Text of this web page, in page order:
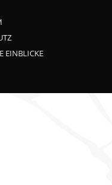
EINBLICKE